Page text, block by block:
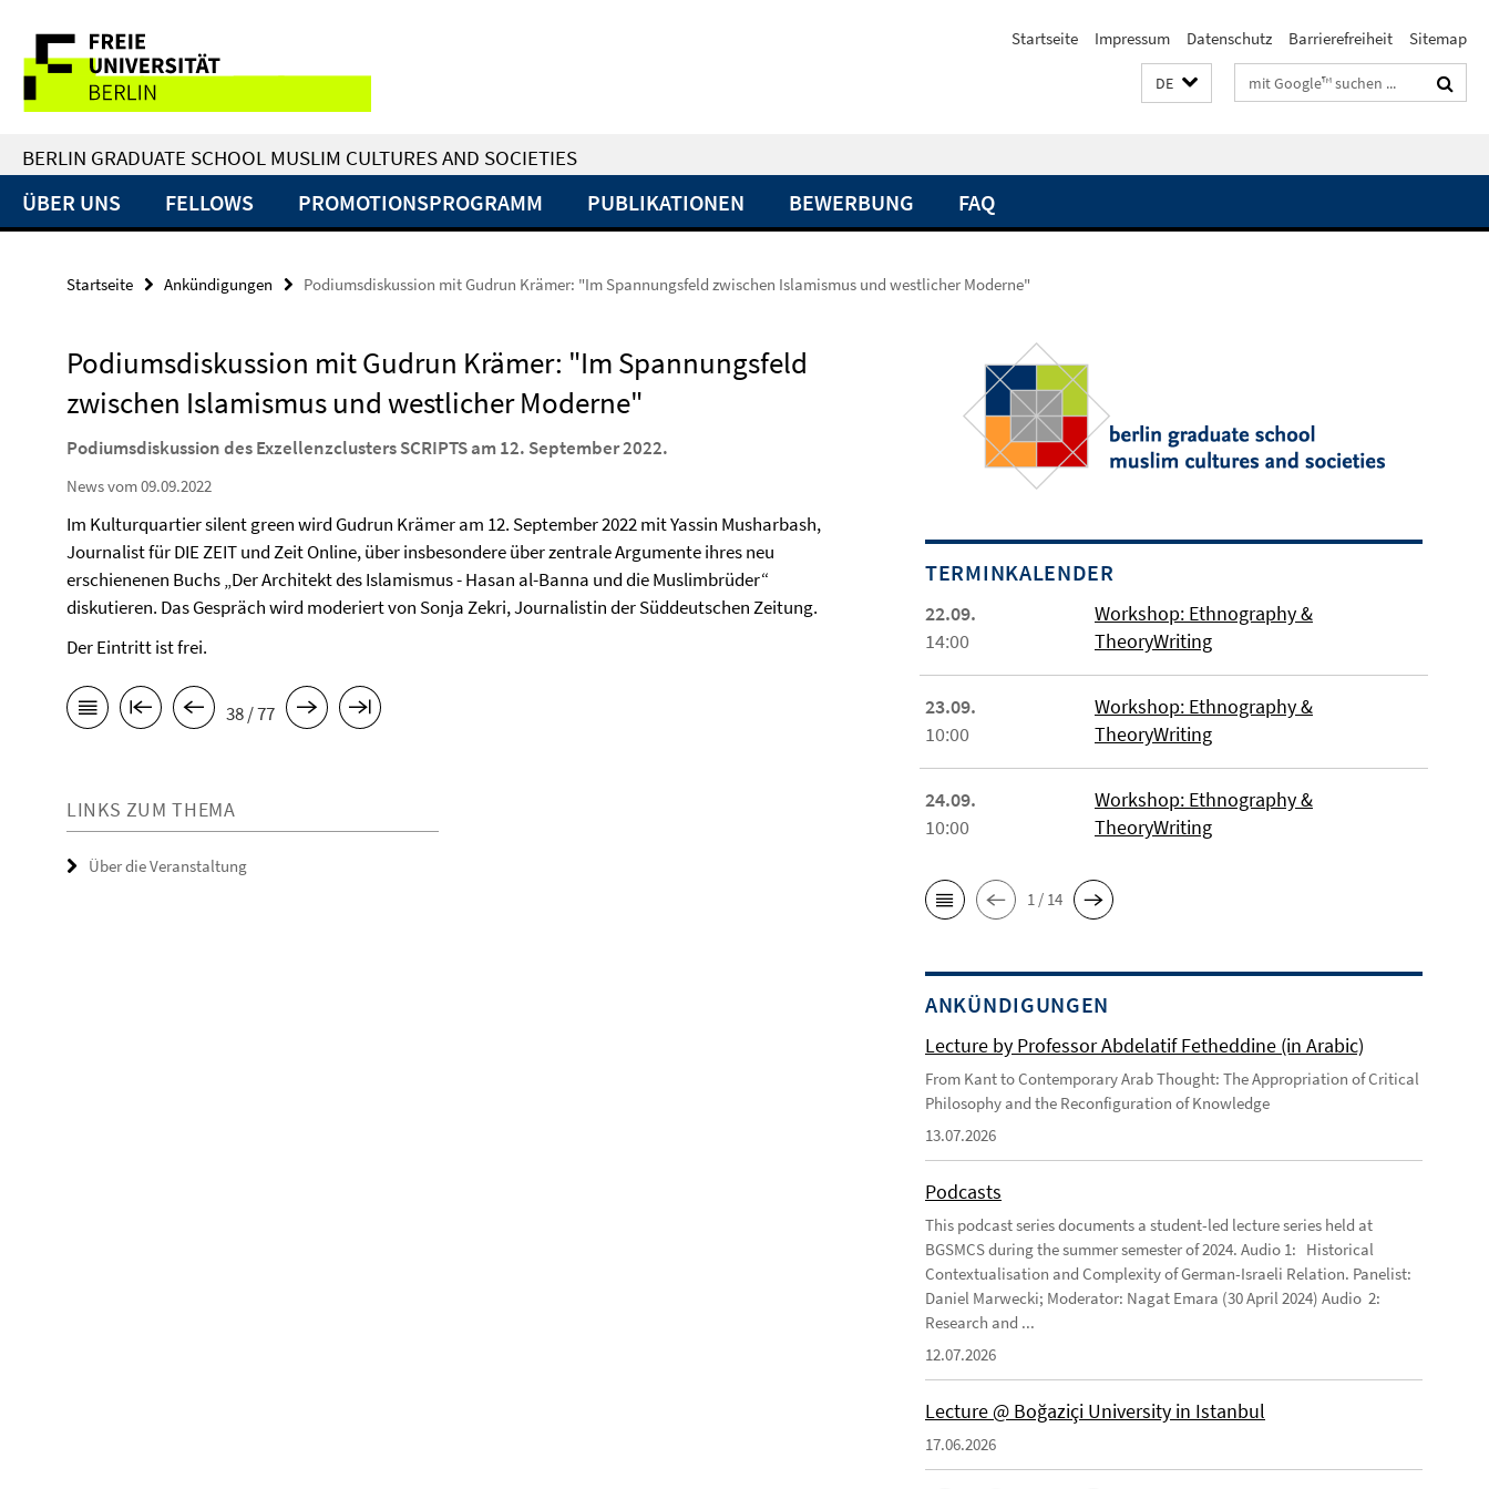
direkt
Inhalt
Service-
Navigation
Startseite Impressum Datenschutz Barrierefreiheit Sitemap
DE Suchbegriffe
BERLIN GRADUATE SCHOOL MUSLIM CULTURES AND SOCIETIES
ÜBER UNS FELLOWS PROMOTIONSPROGRAMM PUBLIKATIONEN BEWERBUNG FAQ
Startseite Ankündigungen Podiumsdiskussion mit Gudrun Krämer: "Im Spannungsfeld zwischen Islamismus und westlicher Moderne"
Podiumsdiskussion mit Gudrun Krämer: "Im Spannungsfeld
zwischen Islamismus und westlicher Moderne"
Podiumsdiskussion des Exzellenzclusters SCRIPTS am 12. September 2022.
News vom 09.09.2022
Im Kulturquartier silent green wird Gudrun Krämer am 12. September 2022 mit Yassin Musharbash,
Journalist für DIE ZEIT und Zeit Online, über insbesondere über zentrale Argumente ihres neu
erschienenen Buchs „Der Architekt des Islamismus - Hasan al-Banna und die Muslimbrüder“
diskutieren. Das Gespräch wird moderiert von Sonja Zekri, Journalistin der Süddeutschen Zeitung.
Der Eintritt ist frei.
38 / 77
LINKS ZUM THEMA
Über die Veranstaltung
TERMINKALENDER
22.09.
14:00
Workshop: Ethnography &
TheoryWriting
23.09.
10:00
Workshop: Ethnography &
TheoryWriting
24.09.
10:00
Workshop: Ethnography &
TheoryWriting
1 / 14
ANKÜNDIGUNGEN
Lecture by Professor Abdelatif Fetheddine (in Arabic)
From Kant to Contemporary Arab Thought: The Appropriation of Critical
Philosophy and the Reconfiguration of Knowledge
13.07.2026
Podcasts
This podcast series documents a student-led lecture series held at
BGSMCS during the summer semester of 2024. Audio 1: Historical
Contextualisation and Complexity of German-Israeli Relation. Panelist:
Daniel Marwecki; Moderator: Nagat Emara (30 April 2024) Audio 2:
Research and ...
12.07.2026
Lecture @ Boğaziçi University in Istanbul
17.06.2026